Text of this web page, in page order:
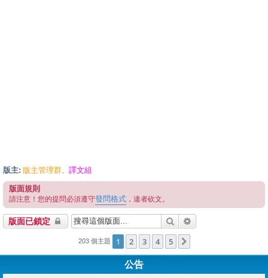
版主: 版主管理群、 譯文組
版面規則
請注意！您的提問必須遵守發問格式 ，違者砍文。
版面已鎖定 搜尋
203 個主題 1 2 3 4 5
公告